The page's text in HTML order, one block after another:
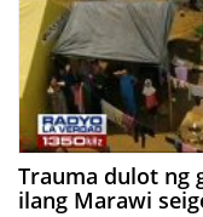
Trauma dulot ng
ilang Marawi